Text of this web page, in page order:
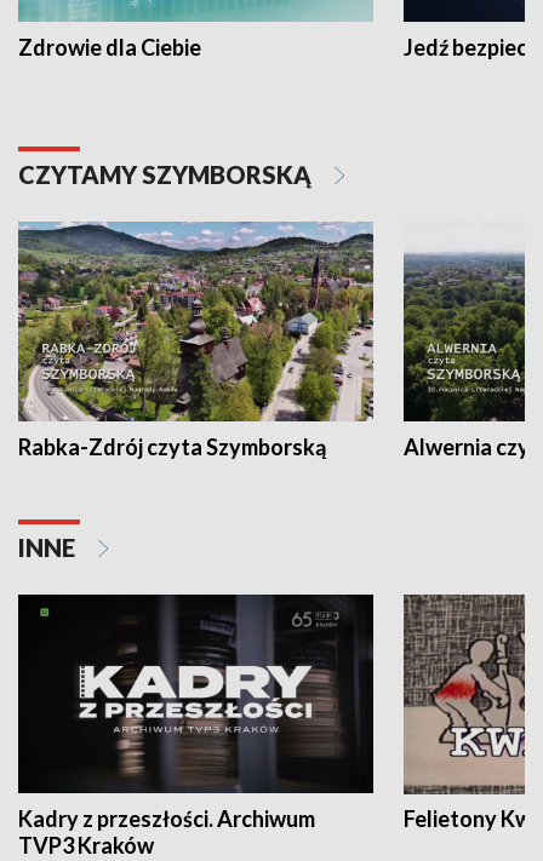
Zdrowie dla Ciebie Jedź
CZYTAMY SZYMBORSKĄ
Rabka-Zdrój czyta Szymborską Alwernia
INNE
Kadry z przeszłości. Archiwum
TVP3 Kraków
Felietony